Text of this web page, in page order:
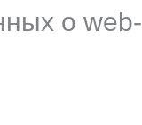
о web-